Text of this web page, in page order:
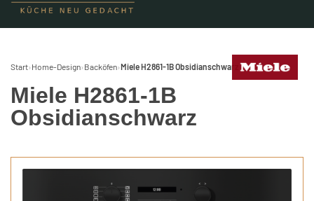
Start› Home-Design› Backöfen›Miele H2861-1B Obsidianschwarz
Miele H2861-1B
Obsidianschwarz